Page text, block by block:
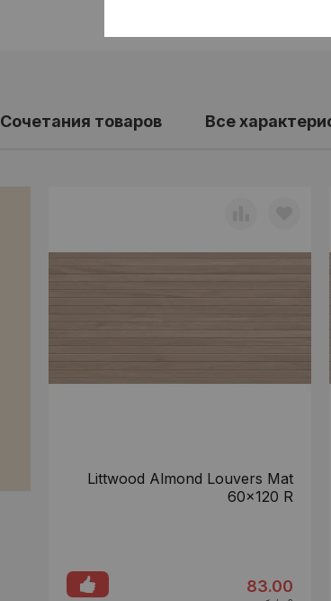
Littwood Almond Louvers Mat
60x120 R
83.00
Cочетания товаров Все